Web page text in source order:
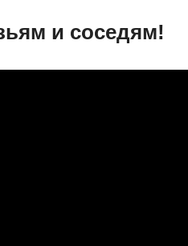
и соседям!